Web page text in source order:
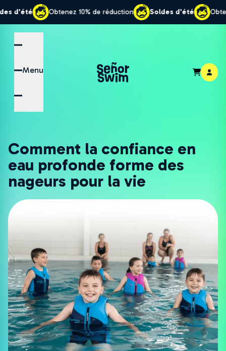
10% de réduction Soldes d'été Obtenez 10% de
Menu
Comment la confiance en
eau profonde forme des
nageurs pour la vie